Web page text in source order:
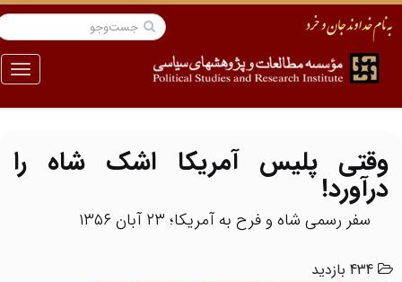
منو
وقتی پلیس آمریکا اشک شاه را
درآورد!
سفر رسمی شاه و فرح به آمریکا؛ ۲۳ آبان ۱۳۵۶
434 بازدید